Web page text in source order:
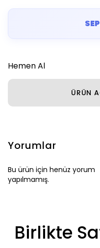
Hemen Al
ÜRÜN
Yorumlar
Bu ürün için henüz yorum
yapılmamış.
Birlikte